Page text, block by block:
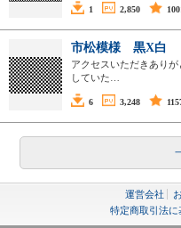
1 2,850
市松模様 黒X白
アクセスいただきあり
していた…
6 3,248
運営会社
特定商取引法に